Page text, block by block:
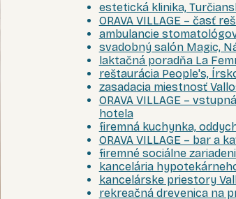
estetická klinika,
ORAVA VILLAGE – časť
ambulancie
svadobný salón Magic,
laktačná poradňa La
reštaurácia People's,
zasadacia miestnosť
ORAVA VILLAGE –
hotela
firemná kuchynka,
ORAVA VILLAGE – bar a
firemné sociálne
kancelária
kancelárske priestory
rekreačná drevenica na